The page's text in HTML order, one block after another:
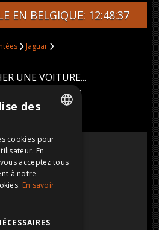
EN BELGIQUE: 12:48:37
Jaguar
UNE VOITURE...
MODEL VENDUE
2005
FRENCH
des
cookies pour
En
acceptez tous
à notre
En savoir